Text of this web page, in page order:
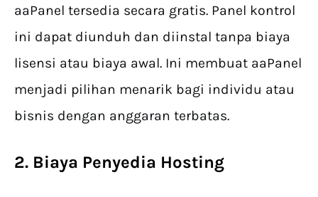
aaPanel tersedia secara gratis. Panel kontrol
ini dapat diunduh dan diinstal tanpa biaya
lisensi atau biaya awal. Ini membuat aaPanel
menjadi pilihan menarik bagi individu atau
bisnis dengan anggaran terbatas.
2. Biaya Penyedia Hosting